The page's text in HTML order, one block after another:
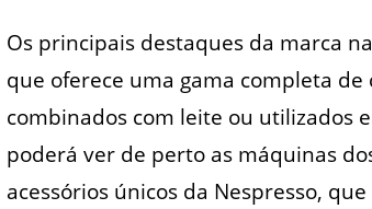
Os principais destaques da marca
que oferece uma gama completa
combinados com leite ou utilizados
poderá ver de perto as máquinas
acessórios únicos da Nespresso,